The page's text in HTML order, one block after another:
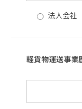
法人会社
軽貨物運送事業